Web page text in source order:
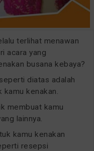
terlihat menawan
acara yang
busana kebaya?
diatas adalah
kamu kenakan.
membuat kamu
lainnya.
kamu kenakan
resepsi